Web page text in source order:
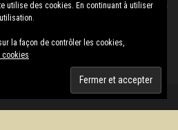
Enfoncer des
utilise des cookies. En continuant à utiliser
la façon de contrôler les cookies,
cookies